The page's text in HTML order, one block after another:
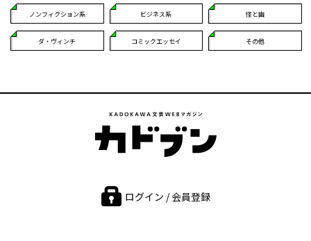
ノンフィクション系 ビジネス系 怪と幽
ダ・ヴィンチ コミックエッセイ その他
ログイン / 会員登録